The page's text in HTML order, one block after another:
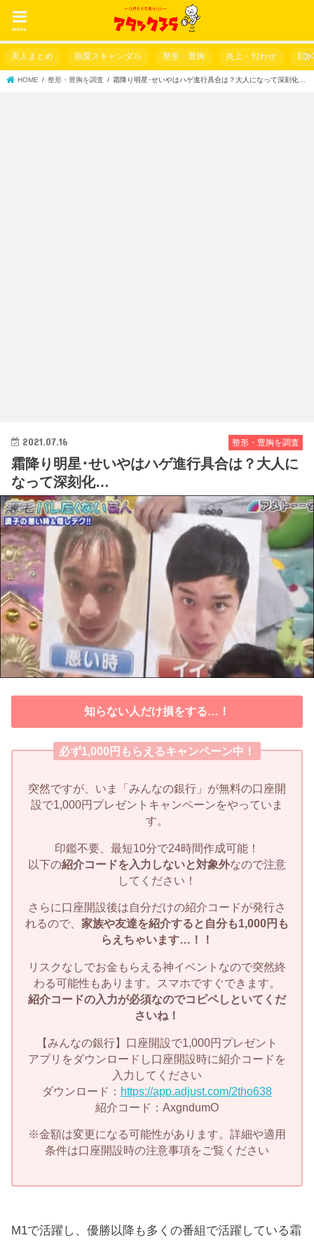
menu
美人まとめ 熱愛スキャンダル 整形・豊胸 炎上・匂わせ 顔
HOME 整形・豊胸を調査 霜降り明星･せいやはハゲ進行具合は？大人になって深刻化…
整形・豊胸を調査
2021.07.16
霜降り明星･せいやはハゲ進行具合は？大人に
なって深刻化…
知らない人だけ損をする…！
必ず1,000円もらえるキャンペーン中！
突然ですが、いま「みんなの銀行」が無料の口座開
設で1,000円プレゼントキャンペーンをやっていま
す。
印鑑不要、最短10分で24時間作成可能！
以下の紹介コードを入力しないと対象外なので注意
してください！
さらに口座開設後は自分だけの紹介コードが発行さ
れるので、 家族や友達を紹介すると自分も1,000円も
らえちゃいます…！！
リスクなしでお金もらえる神イベントなので突然終
わる可能性もあります。スマホですぐできます。
紹介コードの入力が必須なのでコピペしといてくだ
さいね！
【みんなの銀行】口座開設で1,000円プレゼント
アプリをダウンロードし口座開設時に紹介コードを
入力してください
ダウンロード： https://app.adjust.com/2tho638
紹介コード：AxgndumO
※金額は変更になる可能性があります。詳細や適用
条件は口座開設時の注意事項をご覧ください
M1で活躍し、優勝以降も多くの番組で活躍している霜